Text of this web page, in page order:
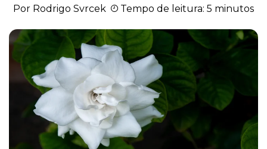
Gato
Outros Pets
Casa & Piscina
Por Rodrigo Svrcek Tempo de leitura: 5 minutos